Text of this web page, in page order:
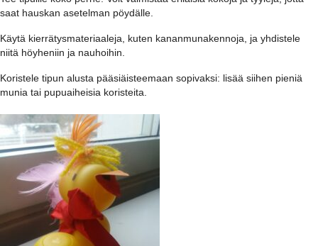
saat hauskan asetelman pöydälle.
Käytä kierrätysmateriaaleja, kuten kananmunakennoja, ja yhdistele
niitä höyheniin ja nauhoihin.
Koristele tipun alusta pääsiäisteemaan sopivaksi: lisää siihen pieniä
munia tai pupuaiheisia koristeita.